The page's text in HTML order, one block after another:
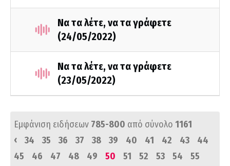
Να τα λέτε, να τα γράφετε
(24/05/2022)
Να τα λέτε, να τα γράφετε
(23/05/2022)
Εμφάνιση ειδήσεων 785-800 από σύνολο 1161
‹
34 35 36 37 38 39 40 41 42 43
44
45
46 47 48 49 50 51 52 53 54
55